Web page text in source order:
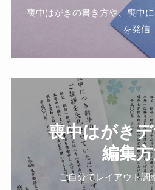
喪中はがきの書き方や、喪中
を発信
喪中はがき
編集
ご自分でレイアウト調